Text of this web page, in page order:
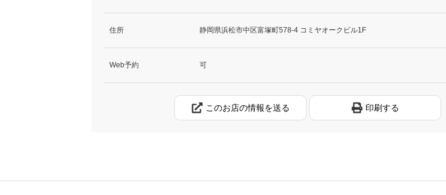
住所 静岡県浜松市中区富塚町578-4 コミヤオークビル1F
Web予約 可
このお店の情報を送る 印刷する